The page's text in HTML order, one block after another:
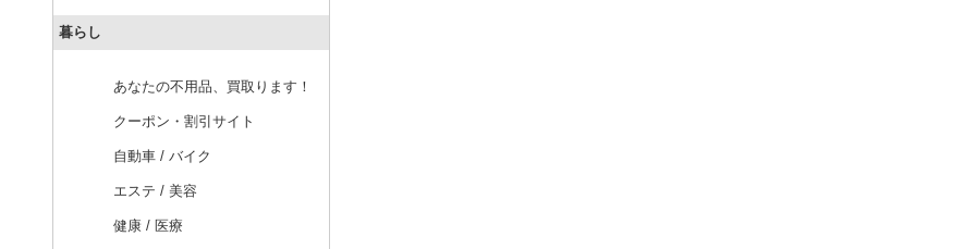
暮らし
あなたの不用品、買取ります！
クーポン・割引サイト
自動車 / バイク
エステ / 美容
健康 / 医療